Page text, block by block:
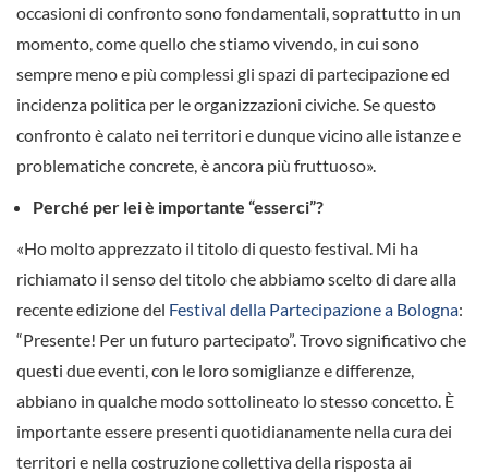
occasioni di confronto sono fondamentali, soprattutto in un
momento, come quello che stiamo vivendo, in cui sono
sempre meno e più complessi gli spazi di partecipazione ed
incidenza politica per le organizzazioni civiche. Se questo
confronto è calato nei territori e dunque vicino alle istanze e
problematiche concrete, è ancora più fruttuoso».
Perché per lei è importante “esserci”?
«Ho molto apprezzato il titolo di questo festival. Mi ha
richiamato il senso del titolo che abbiamo scelto di dare alla
recente edizione del Festival della Partecipazione a Bologna:
“Presente! Per un futuro partecipato”. Trovo significativo che
questi due eventi, con le loro somiglianze e differenze,
abbiano in qualche modo sottolineato lo stesso concetto. È
importante essere presenti quotidianamente nella cura dei
territori e nella costruzione collettiva della risposta ai